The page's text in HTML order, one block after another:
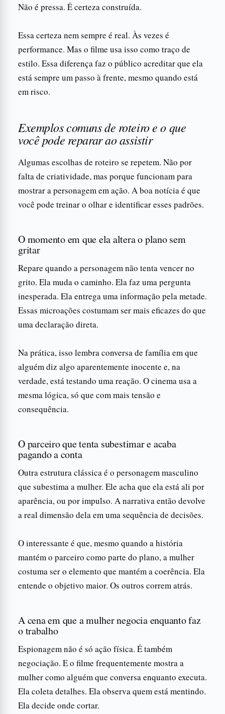
Não é pressa. É certeza construída.
Essa certeza nem sempre é real. Às vezes é
performance. Mas o filme usa isso como traço de
estilo. Essa diferença faz o público acreditar que ela
está sempre um passo à frente, mesmo quando está
em risco.
Exemplos comuns de roteiro e o que
você pode reparar ao assistir
Algumas escolhas de roteiro se repetem. Não por
falta de criatividade, mas porque funcionam para
mostrar a personagem em ação. A boa notícia é que
você pode treinar o olhar e identificar esses padrões.
O momento em que ela altera o plano sem
gritar
Repare quando a personagem não tenta vencer no
grito. Ela muda o caminho. Ela faz uma pergunta
inesperada. Ela entrega uma informação pela metade.
Essas microações costumam ser mais eficazes do que
uma declaração direta.
Na prática, isso lembra conversa de família em que
alguém diz algo aparentemente inocente e, na
verdade, está testando uma reação. O cinema usa a
mesma lógica, só que com mais tensão e
consequência.
O parceiro que tenta subestimar e acaba
pagando a conta
Outra estrutura clássica é o personagem masculino
que subestima a mulher. Ele acha que ela está ali por
aparência, ou por impulso. A narrativa então devolve
a real dimensão dela em uma sequência de decisões.
O interessante é que, mesmo quando a história
mantém o parceiro como parte do plano, a mulher
costuma ser o elemento que mantém a coerência. Ela
entende o objetivo maior. Os outros correm atrás.
A cena em que a mulher negocia enquanto faz
o trabalho
Espionagem não é só ação física. É também
negociação. E o filme frequentemente mostra a
mulher como alguém que conversa enquanto executa.
Ela coleta detalhes. Ela observa quem está mentindo.
Ela decide onde cortar.